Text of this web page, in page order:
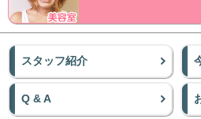
スタッフ紹介
Q & A